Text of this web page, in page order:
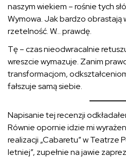
naszym wiekiem – rośnie tych
Wymowa. Jak bardzo obrastają
rzetelność. W… prawdę.
Tę – czas nieodwracalnie
wreszcie wymazuje. Zanim
transformacjom,
fałszuje samą siebie.
Napisanie tej recenzji
Równie opornie idzie mi
realizacji „Cabaretu” w Teatrze
letniej”, zupełnie na jawie